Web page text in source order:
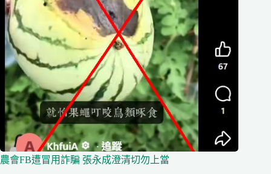
農會FB遭冒用詐騙 張永成澄清切勿上當